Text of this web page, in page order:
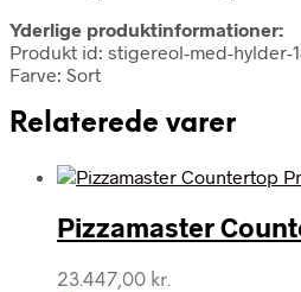
Yderlige produktinformationer:
Produkt id: stigereol-med-hylder-
Farve: Sort
Relaterede varer
Pizzamaster
23.447,00 kr.